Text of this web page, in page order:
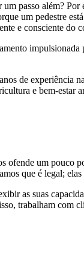
passo além?
um pedestre
e consciente do
de experiência
e bem-estar
um pouco
que é legal;
as suas
trabalham com